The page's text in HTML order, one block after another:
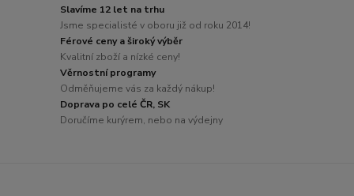
Slavíme 12 let na trhu
Jsme specialisté v oboru již od roku 2014!
Férové ceny a široký výběr
Kvalitní zboží a nízké ceny!
Věrnostní programy
Odměňujeme vás za každý nákup!
Doprava po celé ČR, SK
Doručíme kurýrem, nebo na výdejny